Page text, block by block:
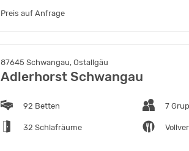
Preis auf Anfrage
87645 Schwangau, Ostallgäu
Adlerhorst Schwangau
92 Betten 7
32 Schlafräume